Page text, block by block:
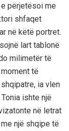
përjetësoi me
shfaqet
në këtë portret.
lart tablonë
milimetër të
të
ia vlen
ishte një
në letrat
një shqipe të